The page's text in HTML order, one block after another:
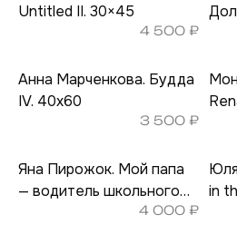
Untitled II. 30×45
4 500 ₽
Анна Марченкова. Будда
IV. 40х60
3 500 ₽
Яна Пирожок. Мой папа
— водитель школьного
автобуса II, 40х604 000 ₽
in